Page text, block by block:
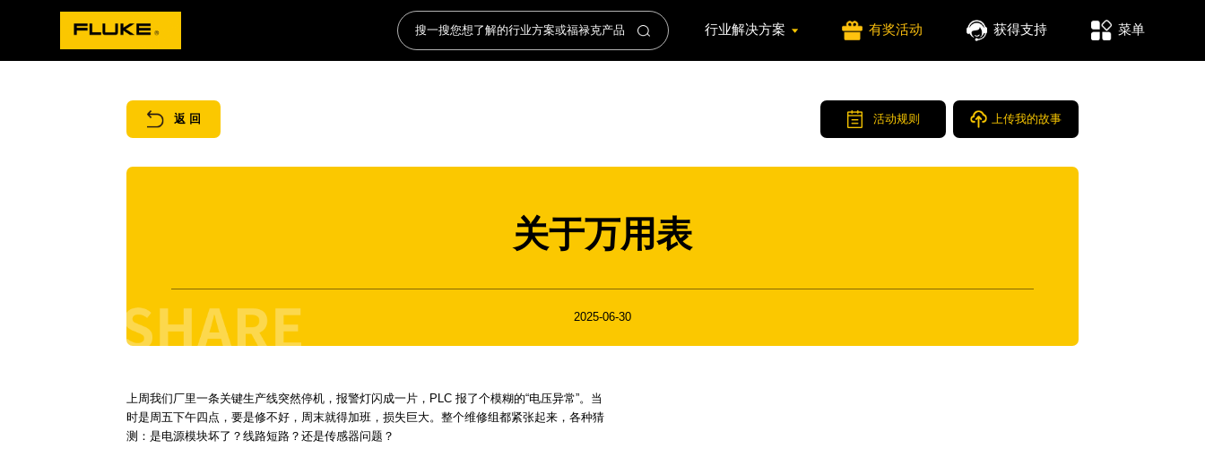
行业解决方案 有奖活动 获得支持 菜单
返 回 活动规则 上传我的故事
关于万用表
2025-06-30
上周我们厂里一条关键生产线突然停机，报警灯闪成一片，PLC 报了个模糊的“电压异常”。当
时是周五下午四点，要是修不好，周末就得加班，损失巨大。整个维修组都紧张起来，各种猜
测：是电源模块坏了？线路短路？还是传感器问题？